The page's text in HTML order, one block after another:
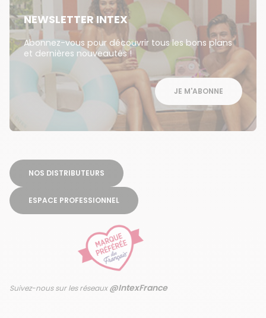
NEWSLETTER INTEX
Abonnez-vous pour découvrir tous les bons plans
et dernières nouveautés !
JE M'ABONNE
NOS DISTRIBUTEURS
ESPACE PROFESSIONNEL
Suivez-nous sur les réseaux@IntexFrance